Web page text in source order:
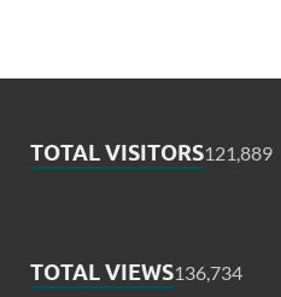
TOTAL VISITORS121,889
TOTAL VIEWS136,734